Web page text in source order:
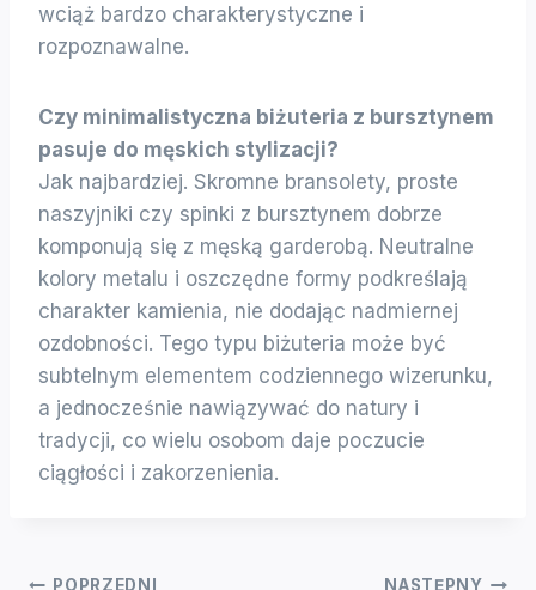
wciąż bardzo charakterystyczne i
rozpoznawalne.
Czy minimalistyczna biżuteria z bursztynem
pasuje do męskich stylizacji?
Jak najbardziej. Skromne bransolety, proste
naszyjniki czy spinki z bursztynem dobrze
komponują się z męską garderobą. Neutralne
kolory metalu i oszczędne formy podkreślają
charakter kamienia, nie dodając nadmiernej
ozdobności. Tego typu biżuteria może być
subtelnym elementem codziennego wizerunku,
a jednocześnie nawiązywać do natury i
tradycji, co wielu osobom daje poczucie
ciągłości i zakorzenienia.
POPRZEDNI NASTĘPNY